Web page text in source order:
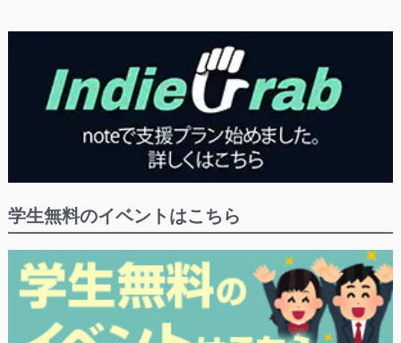
学生無料のイベントはこちら